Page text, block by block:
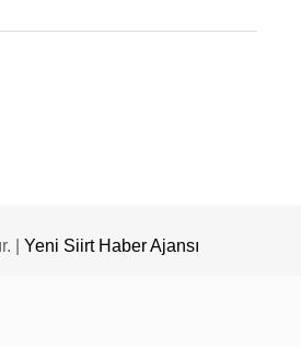
| Yeni Siirt Haber Ajansı